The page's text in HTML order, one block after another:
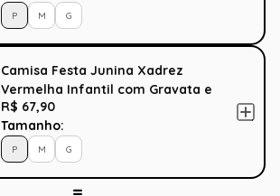
P M G
Camisa Festa Junina Xadrez
Vermelha Infantil com Gravata e
Chapéu
R$ 67,90
Tamanho:
P M G